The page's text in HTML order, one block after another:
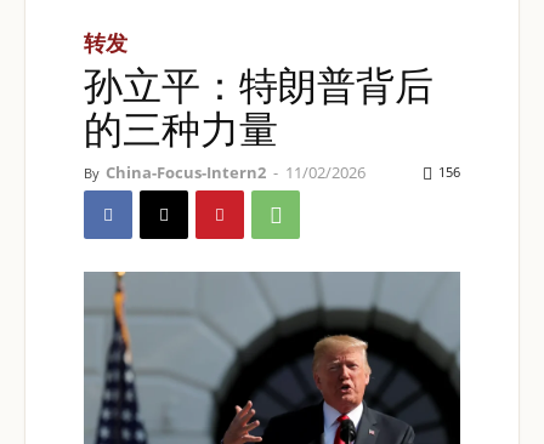
转发
孙立平：特朗普背后
的三种力量
By China-Focus-Intern2 - 11/02/2026 156